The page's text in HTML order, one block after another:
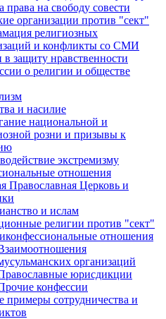
права на свободу совести
организации против "сект"
религиозных
и конфликты со СМИ
защиту нравственности
о религии и обществе
и насилие
национальной и
розни и призывы к
экстремизму
отношения
Православная Церковь и
и ислам
религии против "сект"
отношения
организаций
юрисдикции
конфессии
примеры сотрудничества и